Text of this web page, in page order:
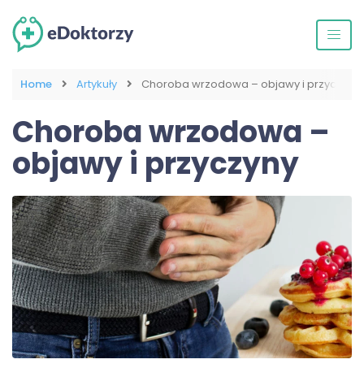
Home Artykuły Choroba wrzodowa – objawy i przyczyny
Choroba wrzodowa –
objawy i przyczyny